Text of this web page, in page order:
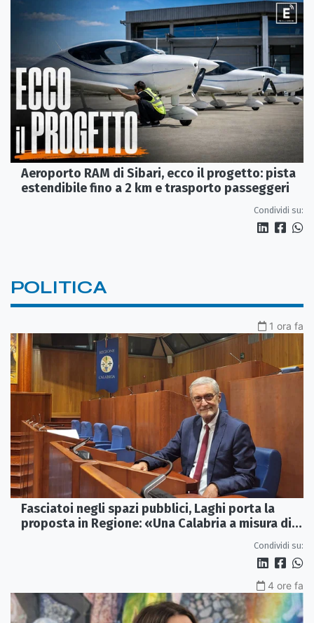
Aeroporto RAM di Sibari, ecco il progetto: pista
estendibile fino a 2 km e trasporto passeggeri
Condividi su:
POLITICA
1 ora fa
Fasciatoi negli spazi pubblici, Laghi porta la
proposta in Regione: «Una Calabria a misura di
Condividi su:
4 ore fa